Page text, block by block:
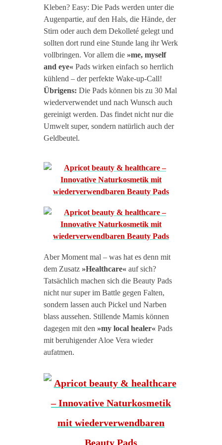
Kleben? Easy: Die Pads werden unter die
Augenpartie, auf den Hals, die Hände, der
Stirn oder auch dem Dekolleté gelegt und
sollten dort rund eine Stunde lang ihr Werk
vollbringen. Vor allem die »me, myself
and eye«Pads wirken einfach so herrlich
kühlend – der perfekte Wake-up-Call!
Übrigens: Die Pads können bis zu 30 Mal
wiederverwendet und nach Wunsch auch
gereinigt werden. Das findet nicht nur die
Umwelt super, sondern natürlich auch der
Geldbeutel.
Aber Moment mal – was hat es denn mit
dem Zusatz »Healthcare«auf sich?
Tatsächlich machen sich die Beauty Pads
nicht nur super im Battle gegen Falten,
sondern lassen auch Pickel und Narben
blass aussehen. Stillende Mamis können
dagegen mit den »my local healer«Pads
mit beruhigender Aloe Vera wieder
aufatmen.